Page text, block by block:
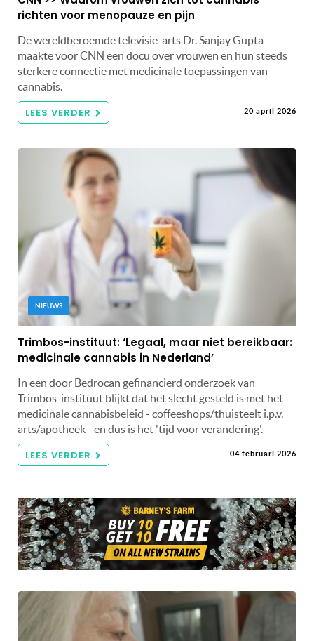
richten voor menopauze en pijn
De wereldberoemde televisie-arts Dr. Sanjay Gupta
maakte voor CNN een docu over vrouwen en hun steeds
sterkere connectie met medicinale toepassingen van
cannabis.
LEES VERDER 20 april 2026
NIEUWS
Trimbos-instituut: ‘Legaal, maar niet bereikbaar:
medicinale cannabis in Nederland’
In een door Bedrocan gefinancierd onderzoek van
Trimbos-instituut blijkt dat het slecht gesteld is met het
medicinale cannabisbeleid - coffeeshops/thuisteelt i.p.v.
arts/apotheek - en dus is het 'tijd voor verandering'.
LEES VERDER 04 februari 2026